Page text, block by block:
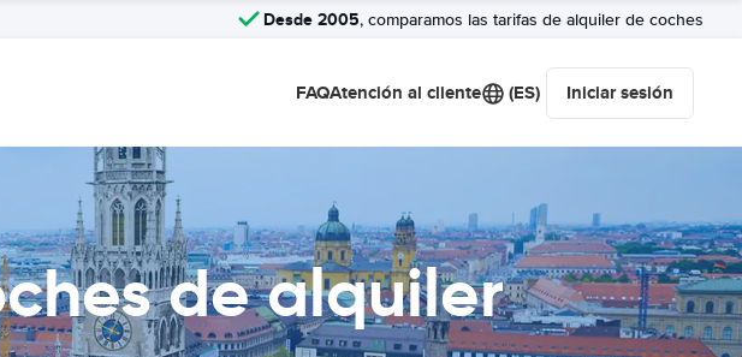
Desde 2005, comparamos las tarifas de alquiler de coches
FAQAtención al cliente (ES) Iniciar sesión
de alquiler